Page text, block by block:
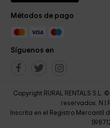
Métodos de pago
Síguenos en
Copyright RURAL RENTALS
reservados.
Inscrita en el Registro Mercantil